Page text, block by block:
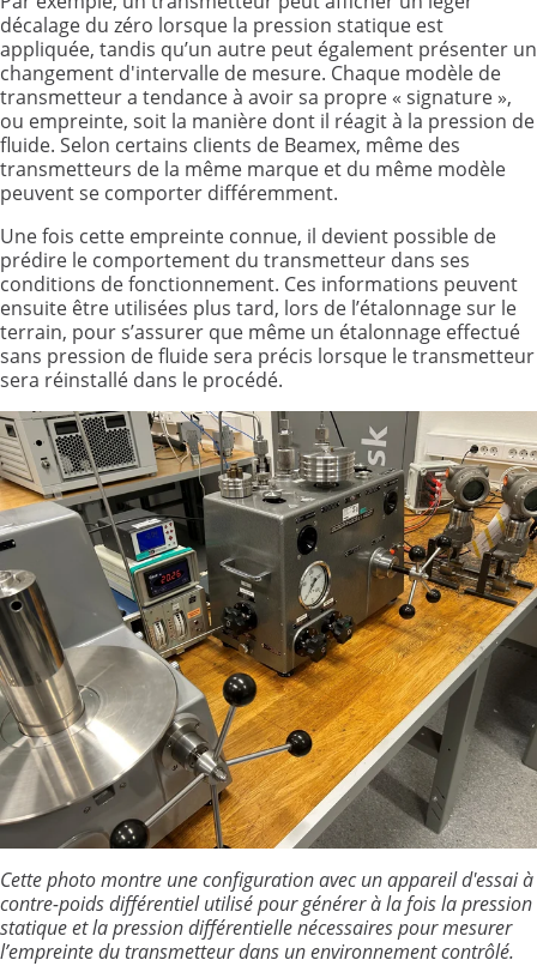
décalage du zéro lorsque la pression statique est
appliquée, tandis qu’un autre peut également présenter un
changement d'intervalle de mesure. Chaque modèle de
transmetteur a tendance à avoir sa propre « signature »,
ou empreinte, soit la manière dont il réagit à la pression de
fluide. Selon certains clients de Beamex, même des
transmetteurs de la même marque et du même modèle
peuvent se comporter différemment.
Une fois cette empreinte connue, il devient possible de
prédire le comportement du transmetteur dans ses
conditions de fonctionnement. Ces informations peuvent
ensuite être utilisées plus tard, lors de l’étalonnage sur le
terrain, pour s’assurer que même un étalonnage effectué
sans pression de fluide sera précis lorsque le transmetteur
sera réinstallé dans le procédé.
Cette photo montre une configuration avec un appareil d'essai à
contre-poidsdifférentiel utilisé pour générer à la fois la pression
statique et la pression différentielle nécessaires pour mesurer
l’empreinte du transmetteur dans un environnement contrôlé.